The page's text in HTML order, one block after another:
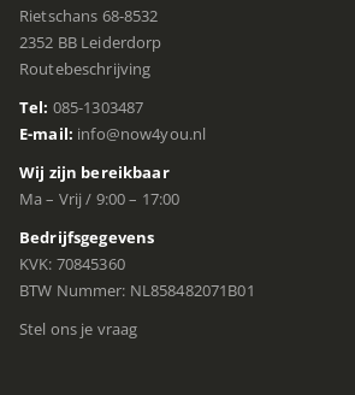
Rietschans 68-8532
2352 BB Leiderdorp
Routebeschrijving
Tel: 085-1303487
E-mail: info@now4you.nl
Wij zijn bereikbaar
Ma – Vrij / 9:00 – 17:00
Bedrijfsgegevens
KVK: 70845360
BTW Nummer: NL858482071B01
Stel ons je vraag